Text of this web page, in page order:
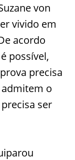
von
vivido em
acordo
possível,
precisa
admitem o
ser